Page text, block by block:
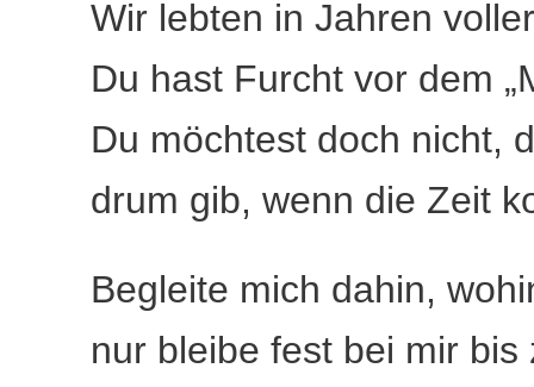
Wir lebten in Jahren
Du hast Furcht vor dem
Du möchtest doch nicht,
drum gib, wenn die Zeit
Begleite mich dahin,
nur bleibe fest bei mir bis